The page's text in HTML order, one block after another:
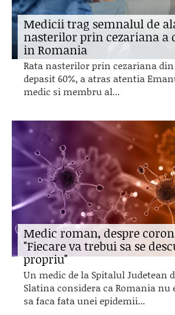
Medicii trag semnalul de
nasterilor prin cezariana a
in Romania
Rata nasterilor prin cezariana
depasit 60%, a atras atentia
medic si membru al...
Medic roman, despre
"Fiecare va trebui sa se
propriu"
Un medic de la Spitalul Judetean
Slatina considera ca Romania nu
sa faca fata unei epidemii...